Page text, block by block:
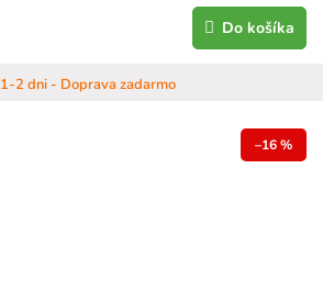
1-2 dni - Doprava zadarmo
Do košíka
–16 %